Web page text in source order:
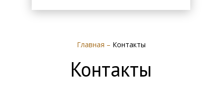
Главная – Контакты
Контакты